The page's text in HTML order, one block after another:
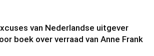
van Nederlandse uitgever
boek over verraad van Anne Frank